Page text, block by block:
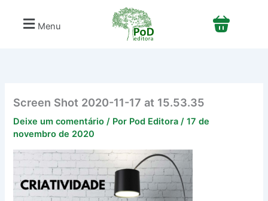
Menu
Screen Shot 2020-11-17 at 15.53.35
Deixe um comentário / Por Pod Editora/17 de
novembro de 2020